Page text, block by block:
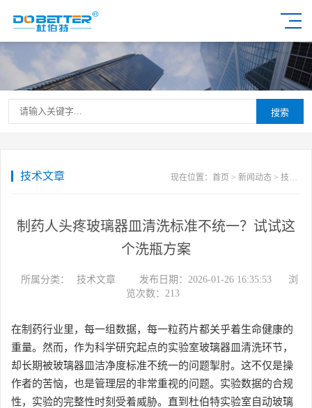
搜索
技术文章 现在位置： 首页 > 新闻动态> 技术文章
制药人头疼玻璃器皿清洗标准不统一？试试这
个洗瓶方案
所属分类： 技术文章 发布日期：2026-01-26 16:35:53
浏
览次数： 213
在制药行业里，每一组数据，每一粒药片都关乎着生命健康的
重量。然而，作为科学研究起点的实验室玻璃器皿清洗环节，
却长期被玻璃器皿洁净度标准不统一的问题掣肘。这不仅是操
作者的苦恼，也是管理层的非常重视的问题。实验数据的合规
性，实验的完整性时刻受着威胁。直到杜伯特实验室自动玻璃